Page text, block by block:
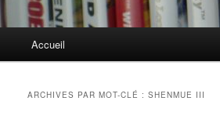
Accueil
ARCHIVES PAR MOT-CLÉ : SHENMUE III